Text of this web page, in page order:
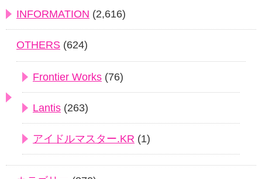
INFORMATION (2,616)
OTHERS (624)
Frontier Works (76)
Lantis (263)
アイドルマスター.KR (1)